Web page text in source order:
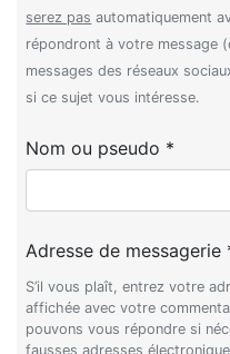
serez pas automatiquement
répondront à votre message
messages des réseaux
si ce sujet vous intéresse.
Nom ou pseudo *
Adresse de messagerie
S’il vous plaît, entrez votre
affichée avec votre
pouvons vous répondre si
fausses adresses